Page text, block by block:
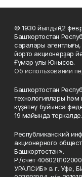
© 1930 йылдың 12
Башҡортостан
саралары
йорто акционерҙар
Ғүмәр улы Юнысов.
Об использовании
Башҡортостан
технологиялары һәм
күҙәтеү буйынса
19 майында
Республиканский
акционерного
Башкортостан».
Р./счёт
УРАЛСИБ» в г. Уфе,